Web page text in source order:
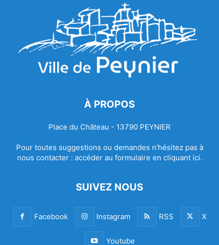
À PROPOS
Place du Château - 13790 PEYNIER
Pour toutes suggestions ou demandes n’hésitez pas à
nous contacter : accéder au formulaire en cliquant ici.
SUIVEZ NOUS
Facebook Instagram RSS X
Youtube